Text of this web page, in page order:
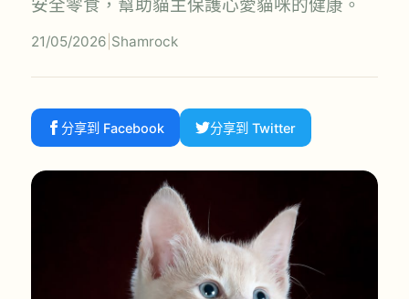
安全零食，幫助貓主保護心愛貓咪的健康。
21/05/2026 Shamrock
分享到 Facebook 分享到 Twitter